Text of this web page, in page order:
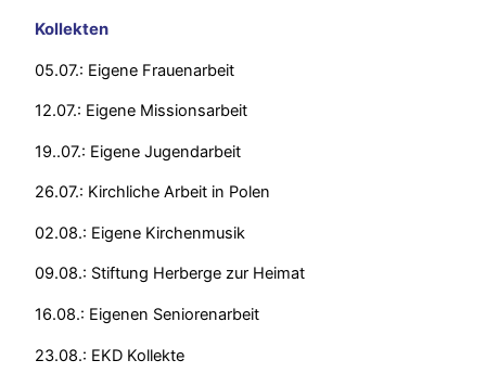
Kollekten
05.07.: Eigene Frauenarbeit
12.07.: Eigene Missionsarbeit
19..07.: Eigene Jugendarbeit
26.07.: Kirchliche Arbeit in Polen
02.08.: Eigene Kirchenmusik
09.08.: Stiftung Herberge zur Heimat
16.08.: Eigenen Seniorenarbeit
23.08.: EKD Kollekte